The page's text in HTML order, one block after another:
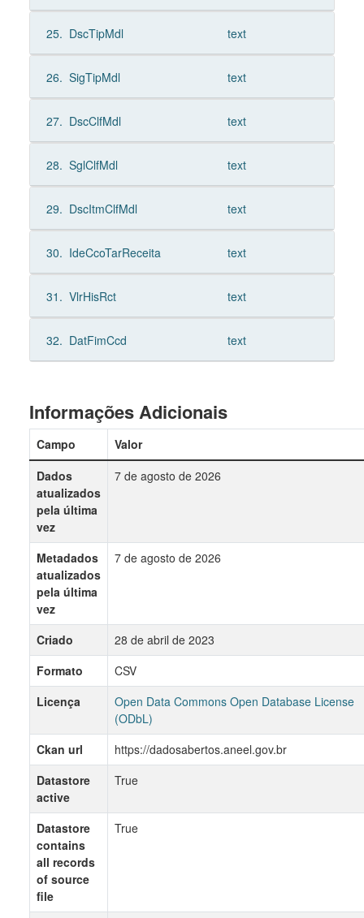
25. DscTipMdl text
26. SigTipMdl text
27. DscClfMdl text
28. SglClfMdl text
29. DscItmClfMdl text
30. IdeCcoTarReceita text
31. VlrHisRct text
32. DatFimCcd text
Informações Adicionais
Campo
Valor
Dados
atualizados
pela última
vez
7 de agosto de 2026
Metadados
atualizados
pela última
vez
7 de agosto de 2026
Criado
28 de abril de 2023
Formato
CSV
Licença
Open Data Commons Open Database License
(ODbL)
Ckan url
https://dadosabertos.aneel.gov.br
Datastore
active
True
Datastore
contains
all records
of source
file
True